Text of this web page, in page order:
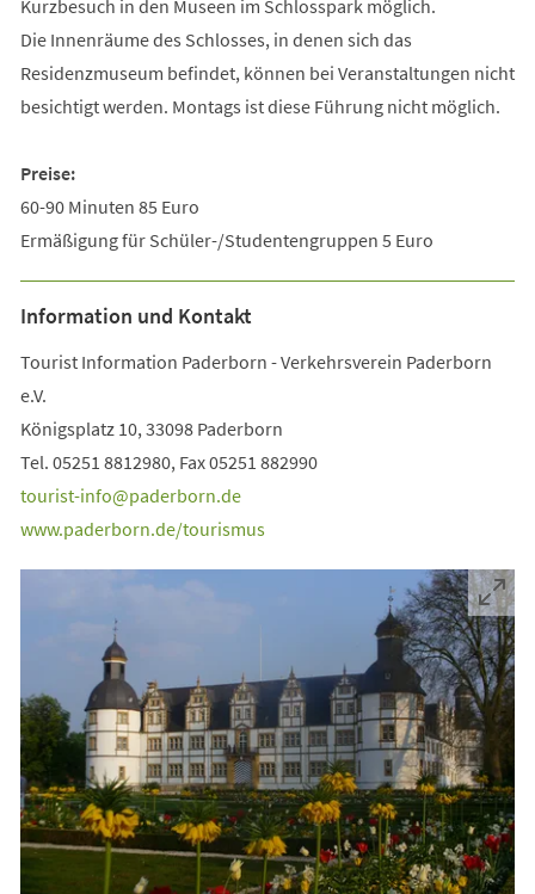
Kurzbesuch in den Museen im Schlosspark möglich.
Die Innenräume des Schlosses, in denen sich das
Residenzmuseum befindet, können bei Veranstaltungen nicht
besichtigt werden. Montags ist diese Führung nicht möglich.
Preise:
60-90 Minuten 85 Euro
Ermäßigung für Schüler-/Studentengruppen 5 Euro
Information und Kontakt
Tourist Information Paderborn - Verkehrsverein Paderborn
e.V.
Königsplatz 10, 33098 Paderborn
Tel. 05251 8812980, Fax 05251 882990
tourist-info
paderborn de
www.paderborn.de/tourismus